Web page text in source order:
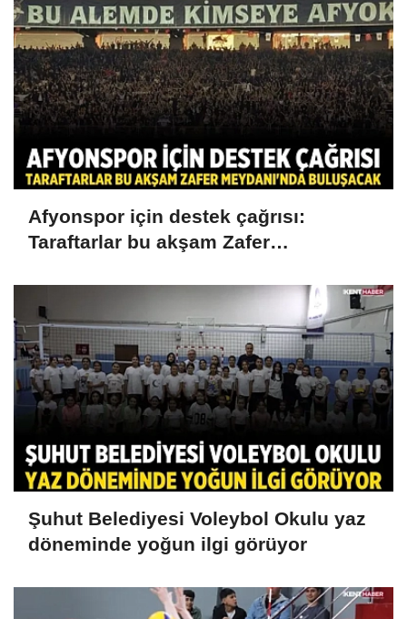
Afyonspor için destek çağrısı:
Taraftarlar bu akşam Zafer
Şuhut Belediyesi Voleybol Okulu yaz
döneminde yoğun ilgi görüyor